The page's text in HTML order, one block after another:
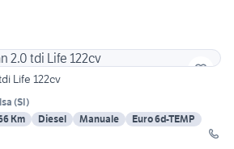
Life 122cv
(SI)
Km Diesel Manuale
Euro 6d-TEMP